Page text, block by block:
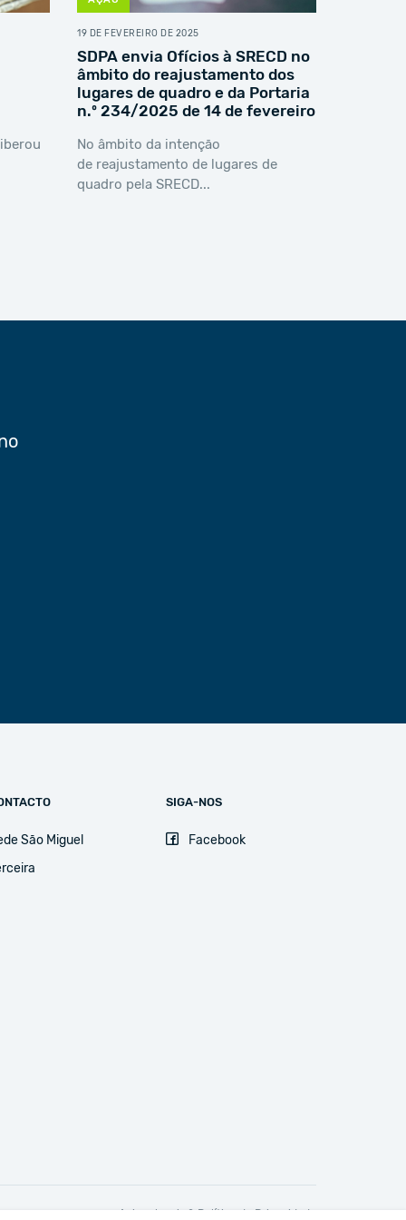
19 DE FEVEREIRO DE 2025
SDPA envia Ofícios à SRECD no
âmbito do reajustamento dos
lugares de quadro e da Portaria
n.º 234/2025 de 14 de fevereiro
No âmbito da intenção
de reajustamento de lugares de
quadro pela SRECD...
São Miguel
SIGA-NOS
Facebook
Avisos legais & Política de Privacidade